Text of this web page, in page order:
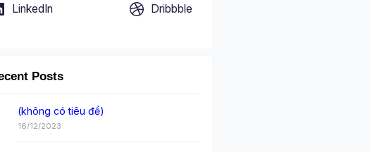
LinkedIn
Dribbble
Posts
(không có tiêu đề)
16/12/2023